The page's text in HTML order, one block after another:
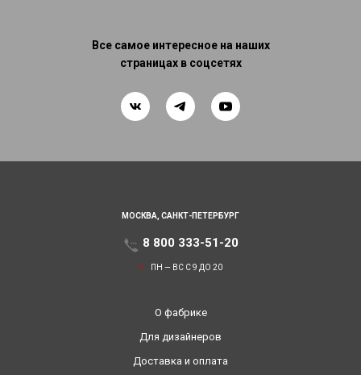
Все самое интересное на наших
страницах в соцсетях
МОСКВА, САНКТ-ПЕТЕРБУРГ
8 800 333-51-20
ПН — ВС С 9 ДО 20
О фабрике
Для дизайнеров
Доставка и оплата